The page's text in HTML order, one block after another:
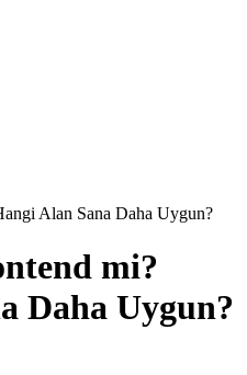
Alan Sana Daha Uygun?
mi?
Daha Uygun?